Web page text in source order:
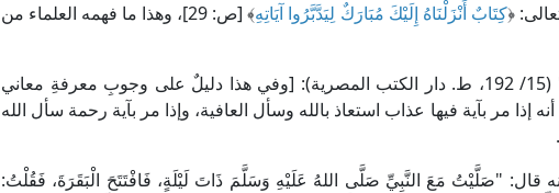
كِتَابٌ أَنْزَلْنَاهُ إِلَيْكَ مُبَارَكٌ لِيَدَّبَّرُوا آيَاتِهِ
﴾ [ص: 29]، وهذا ما فهمه العلماء من
قال الإمام القرطبي في " تفسيره" (15/ 192، ط. دار الكتب المصرية): [وفي هذا دليلٌ على وجوبِ معرفةِ معاني
إذا مر بآية فيها عذاب استعاذ بالله وسأل العافية، وإذا مر بآية رحمة سأل الله
قال: "صَلَّيْتُ مَعَ النَّبِيِّ صَلَّى اللهُ عَلَيْهِ وَسَلَّمَ ذَاتَ لَيْلَةٍ، فَافْتَتَحَ الْبَقَرَةَ، فَقُلْتُ: